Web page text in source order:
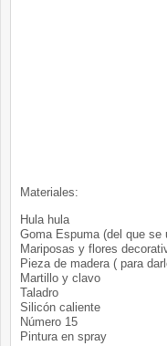
Materiales:
Hula hula
Goma Espuma (del que se
Mariposas y flores
Pieza de madera ( para
Martillo y clavo
Taladro
Silicón caliente
Número 15
Pintura en spray